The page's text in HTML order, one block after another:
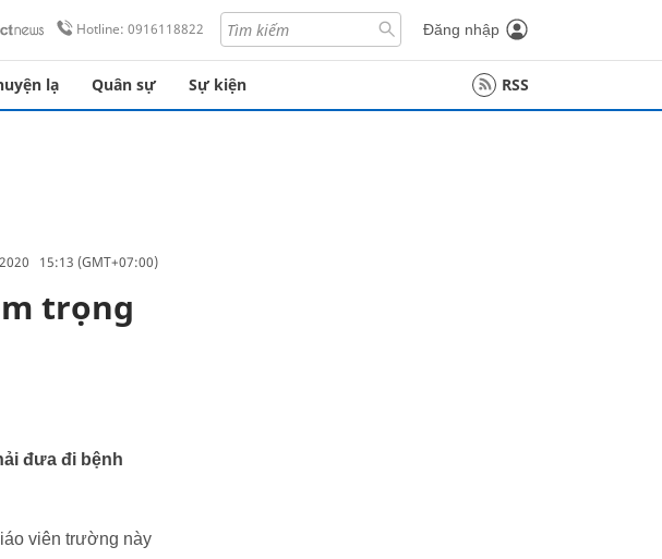
Hotline: 0916118822 Đăng nhập
lạ Quân sự Sự kiện RSS
15:13 (GMT+07:00)
trọng
đưa đi bệnh
viên trường này